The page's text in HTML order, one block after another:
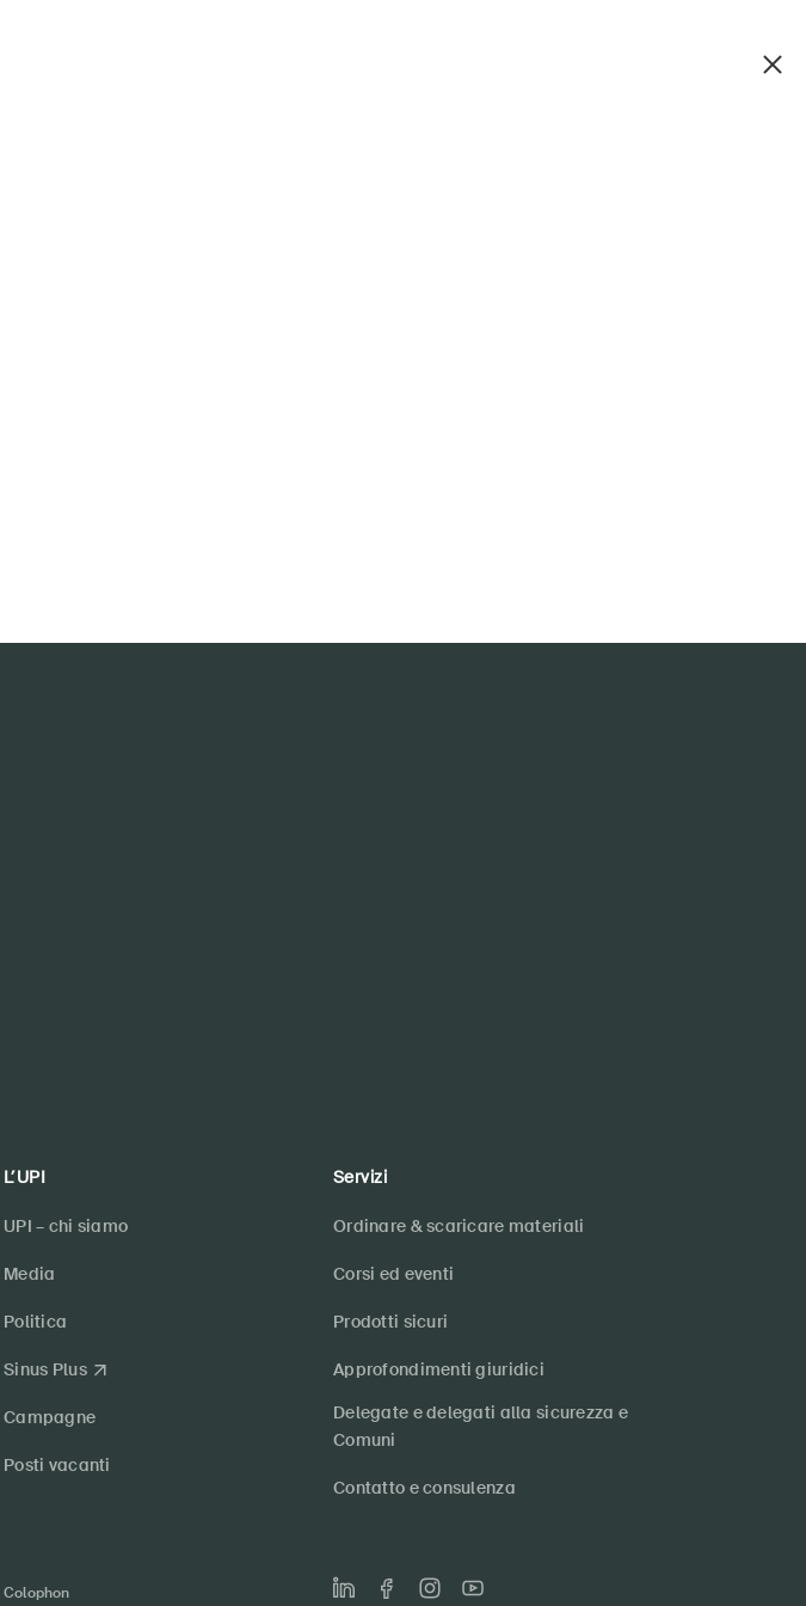
L’UPI
UPI – chi siamo
Media
Politica
Sinus Plus
Campagne
Posti vacanti
Servizi
Ordinare & scaricare materiali
Corsi ed eventi
Prodotti sicuri
Approfondimenti giuridici
Delegate e delegati alla sicurezza e
Comuni
Contatto e consulenza
Colophon